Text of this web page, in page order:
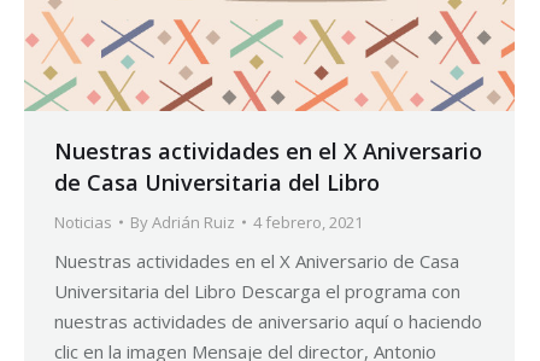
Nuestras actividades en el X Aniversario
de Casa Universitaria del Libro
Noticias ByAdrián Ruiz 4 febrero, 2021
Nuestras actividades en el X Aniversario de Casa
Universitaria del Libro Descarga el programa con
nuestras actividades de aniversario aquí o haciendo
clic en la imagen Mensaje del director, Antonio